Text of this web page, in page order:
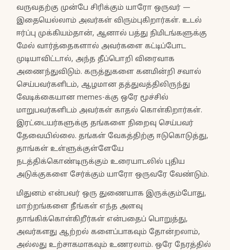
வருவதற்கு முன்பே சிரிக்கும் யாரோ ஒருவர் —
இதையெல்லாம் அவர்கள் விரும்புகிறார்கள். உடல்
ஈர்ப்பு முக்கியம்தான், ஆனால் பத்து நிமிடங்களுக்கு
மேல் வார்த்தைகளால் அவர்களை கட்டிப்போட
முடியாவிட்டால், அந்த தீப்பொறி விரைவாக
அணைந்துவிடும். கருத்துகளை கனமின்றி சவால்
செய்பவர்களிடம், ஆழமான தத்துவத்திலிருந்து
வேடிக்கையான memes-க்கு ஒரே மூச்சில்
மாறுபவர்களிடம் அவர்கள் காதல் கொள்கிறார்கள்.
இரட்டையர்களுக்கு தங்களை நிறைவு செய்பவர்
தேவையில்லை. தங்கள் வேகத்திற்கு ஈடுகொடுத்து,
தாங்கள் உள்ளுக்குள்ளேயே
நடத்திக்கொண்டிருக்கும் உரையாடலில் புதிய
அடுக்குகளை சேர்க்கும் யாரோ ஒருவரே வேண்டும்.
மிதுனம் என்பவர் ஒரு துணையாக இருக்கும்போது,
மாற்றங்களை நீங்கள் எந்த அளவு
தாங்கிக்கொள்கிறீர்கள் என்பதைப் பொறுத்து,
அவர்களது ஆற்றல் களைப்பாகவும் தோன்றலாம்,
அல்லது உற்சாகமாகவும் உணரலாம். ஒரே நேரத்தில்